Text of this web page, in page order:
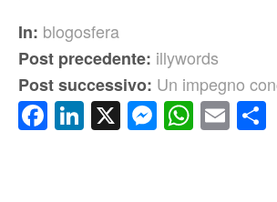
In: blogosfera
Post precedente: illywords
Post successivo: Un impegno
Facebook
LinkedIn
X